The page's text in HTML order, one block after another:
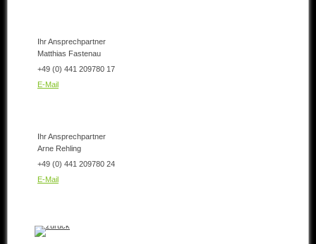
Ihr Ansprechpartner
Matthias Fastenau
+49 (0) 441 209780 17
E-Mail
Ihr Ansprechpartner
Arne Rehling
+49 (0) 441 209780 24
E-Mail